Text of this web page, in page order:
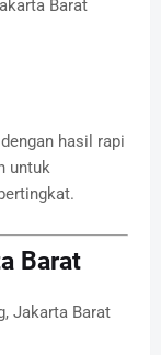
Barat
hasil rapi
untuk
Barat
Jakarta Barat